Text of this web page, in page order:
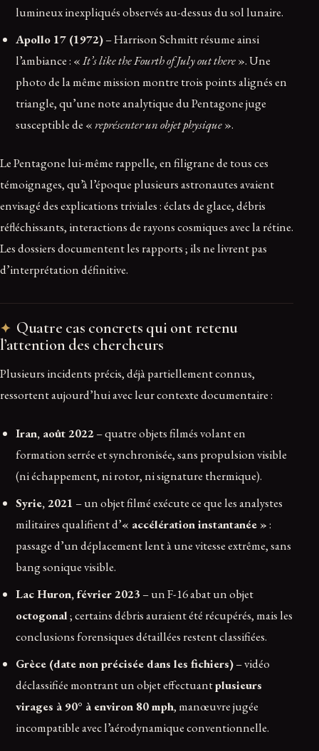
lumineux inexpliqués observés au-dessus du sol lunaire.
Apollo 17 (1972)– Harrison Schmitt résume ainsi
l’ambiance : «It’s like the Fourth of July out there». Une
photo de la même mission montre trois points alignés en
triangle, qu’une note analytique du Pentagone juge
susceptible de «représenter un objet physique».
Le Pentagone lui-même rappelle, en filigrane de tous ces
témoignages, qu’à l’époque plusieurs astronautes avaient
envisagé des explications triviales : éclats de glace, débris
réfléchissants, interactions de rayons cosmiques avec la rétine.
Les dossiers documentent les rapports ; ils ne livrent pas
d’interprétation définitive.
Quatre cas concrets qui ont retenu
l’attention des chercheurs
Plusieurs incidents précis, déjà partiellement connus,
ressortent aujourd’hui avec leur contexte documentaire :
Iran, août 2022– quatre objets filmés volant en
formation serrée et synchronisée, sans propulsion visible
(ni échappement, ni rotor, ni signature thermique).
Syrie, 2021 – un objet filmé exécute ce que les analystes
militaires qualifient d’« accélération instantanée »:
passage d’un déplacement lent à une vitesse extrême, sans
bang sonique visible.
Lac Huron, février 2023 – un F-16 abat un objet
octogonal; certains débris auraient été récupérés, mais les
conclusions forensiques détaillées restent classifiées.
Grèce (date non précisée dans les fichiers)– vidéo
déclassifiée montrant un objet effectuantplusieurs
virages à 90° à environ 80 mph, manœuvre jugée
incompatible avec l’aérodynamique conventionnelle.